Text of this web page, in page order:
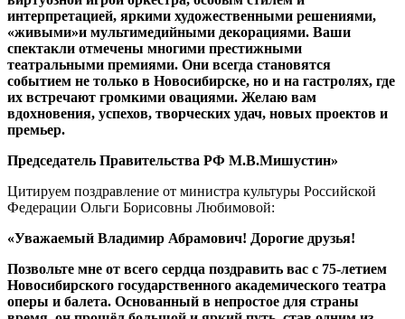
интерпретацией, яркими художественными решениями,
«живыми»и мультимедийными декорациями. Ваши
спектакли отмечены многими престижными
театральными премиями. Они всегда становятся
событием не только в Новосибирске, но и на гастролях, где
их встречают громкими овациями. Желаю вам
вдохновения, успехов, творческих удач, новых проектов и
премьер.
Председатель Правительства РФ М.В.Мишустин»
Цитируем поздравление от министра культуры Российской
Федерации Ольги Борисовны Любимовой:
«Уважаемый Владимир Абрамович! Дорогие друзья!
Позвольте мне от всего сердца поздравить вас с 75-летием
Новосибирского государственного академического театра
оперы и балета. Основанный в непростое для страны